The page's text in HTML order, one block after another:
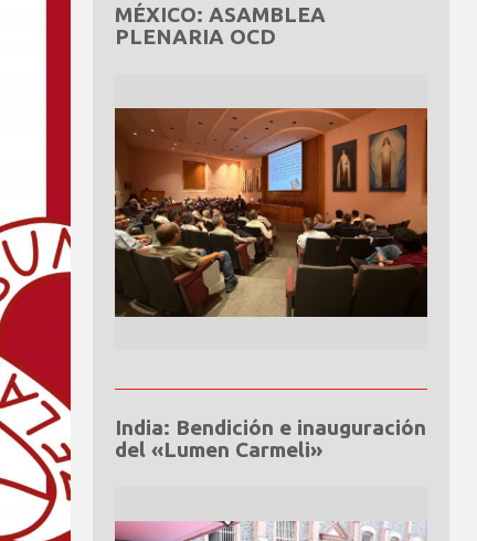
MÉXICO: ASAMBLEA
PLENARIA OCD
India: Bendición e inauguración
del «Lumen Carmeli»